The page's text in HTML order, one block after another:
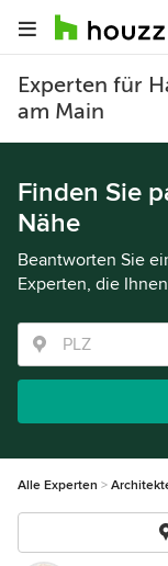
Experten für
am Main
Finden Sie
Nähe
Beantworten Sie
Experten, die
Alle Experten